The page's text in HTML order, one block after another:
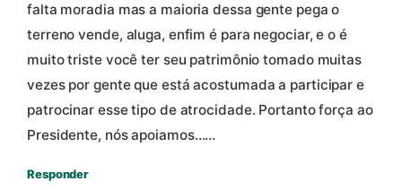
falta moradia mas a maioria dessa gente pega o
terreno vende, aluga, enfim é para negociar, e o é
muito triste você ter seu patrimônio tomado muitas
vezes por gente que está acostumada a participar e
patrocinar esse tipo de atrocidade. Portanto força ao
Presidente, nós apoiamos……
Responder